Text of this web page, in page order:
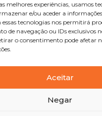
melhores experiências, usamos
e/ou aceder a
tecnologias nos permitirá
de navegação ou IDs exclusivos
o consentimento pode afetar
Aceitar
Negar
2025 Sabores Santa Clara
.
Política de Privacidade |
byShift Your Branding Agency